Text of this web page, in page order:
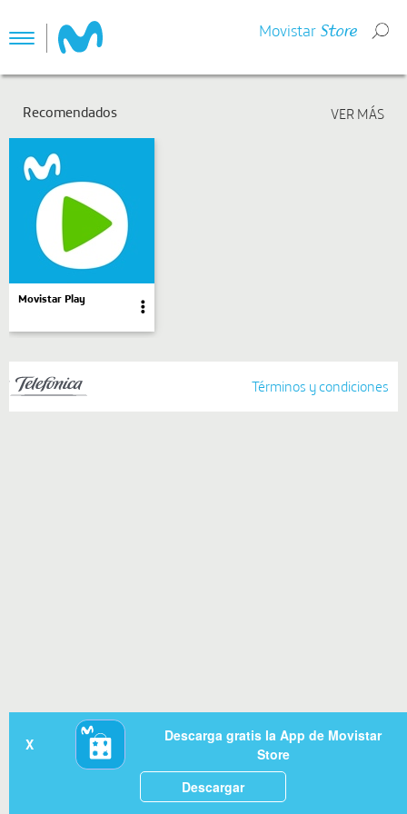
Toggle
navigation
Movistar Store
Recomendados
Movistar Play
X
Descarga gratis la App de Movistar
Store
Descargar